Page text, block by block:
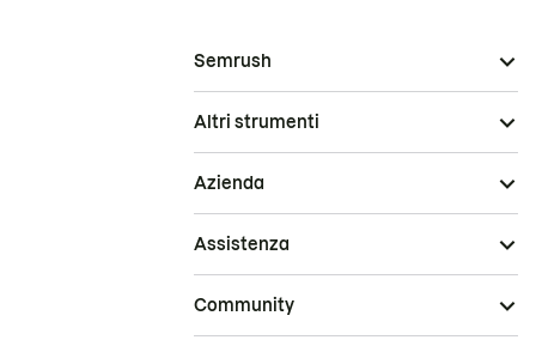
Semrush
Altri strumenti
Azienda
Assistenza
Community